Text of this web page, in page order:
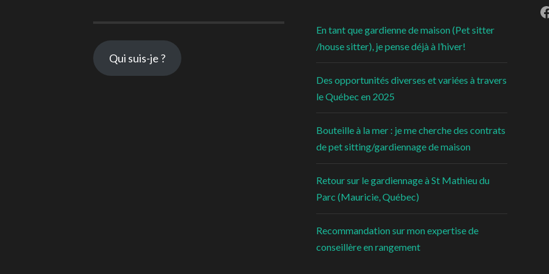
Qui suis-je ?
En tant que gardienne de maison (Pet sitter
/house sitter), je pense déjà à l’hiver!
Des opportunités diverses et variées à travers
le Québec en 2025
Bouteille à la mer : je me cherche des contrats
de pet sitting/gardiennage de maison
Retour sur le gardiennage à St Mathieu du
Parc (Mauricie, Québec)
Recommandation sur mon expertise de
conseillère en rangement